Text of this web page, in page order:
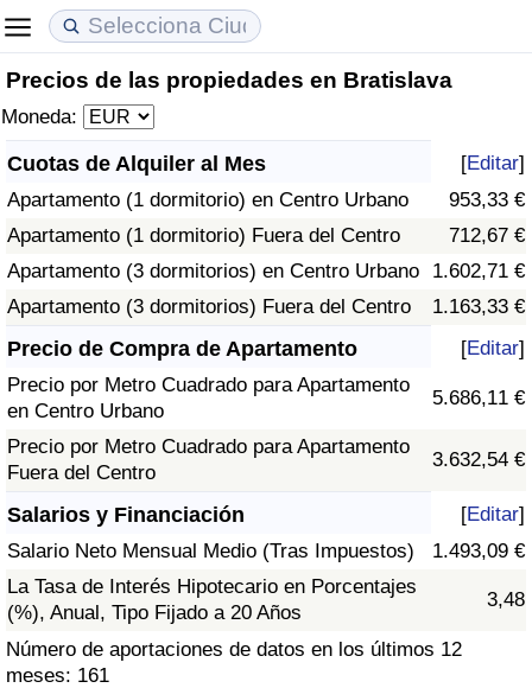
Precios de las propiedades en Bratislava
Moneda:
Cuotas de Alquiler al Mes [Editar]
Apartamento (1 dormitorio) en Centro Urbano
953,33 €
Apartamento (1 dormitorio) Fuera del Centro
712,67 €
Apartamento (3 dormitorios) en Centro Urbano
1.602,71 €
Apartamento (3 dormitorios) Fuera del Centro
1.163,33 €
Precio de Compra de Apartamento [Editar]
Precio por Metro Cuadrado para Apartamento
en Centro Urbano
5.686,11 €
Precio por Metro Cuadrado para Apartamento
Fuera del Centro
3.632,54 €
Salarios y Financiación [Editar]
Salario Neto Mensual Medio (Tras Impuestos)
1.493,09 €
La Tasa de Interés Hipotecario en Porcentajes
(%), Anual, Tipo Fijado a 20 Años
3,48
Número de aportaciones de datos en los últimos 12
meses: 161
Coste de vida
Índice de Costo de Vida (Actual)
Índice de Costo de Vida
Índice de costo de vida por país
Precios de las propiedades
Índice de Precios de Inmuebles (Actual)
Índice de Precios de Inmuebles
Índice de Precios de Inmuebles por País
Calidad de Vida
Índice de Calidad de Vida
Índice de Calidad de Vida (Actual)
Índice de calidad de vida por país
Calificación del Índice de Criminalidad
(Actual)
Índice de Criminalidad
Índice de criminalidad por país
Sanidad
Índice de Sanidad (Actual)